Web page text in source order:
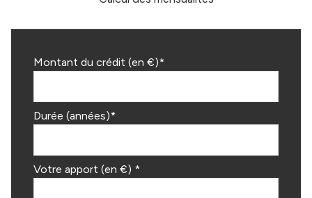
Montant du crédit (en €)*
Durée (années)*
Votre apport (en €) *